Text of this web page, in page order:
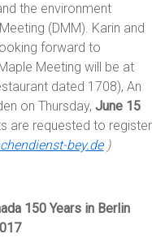
the environment
(DMM). Karin and
forward to
Meeting will be at
dated 1708), An
on Thursday,June 15
are requested to register
bey.de)
150 Years in Berlin